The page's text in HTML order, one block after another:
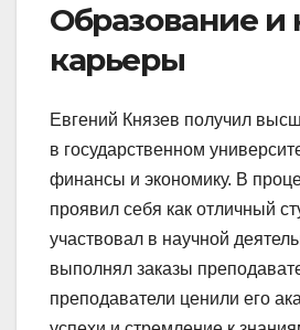
Образование и
карьеры
Евгений Князев получил
в государственном
финансы и экономику. В
проявил себя как отличный
участвовал в научной
выполнял заказы
преподаватели ценили его